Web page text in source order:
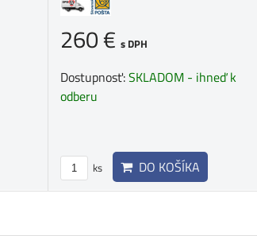
260 € s DPH
Dostupnosť:SKLADOM - ihneď k
odberu
ks DO KOŠÍKA